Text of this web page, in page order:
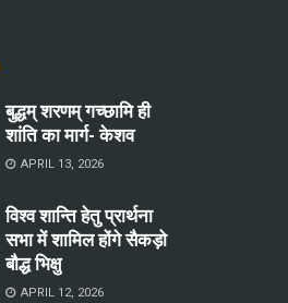
बुद्धम् शरणम् गच्छामि ही
शांति का मार्ग- केशव
APRIL 13, 2026
विश्व शान्ति हेतु प्रार्थना
सभा में शामिल होंगे सैकड़ो
बौद्ध भिक्षु
APRIL 12, 2026